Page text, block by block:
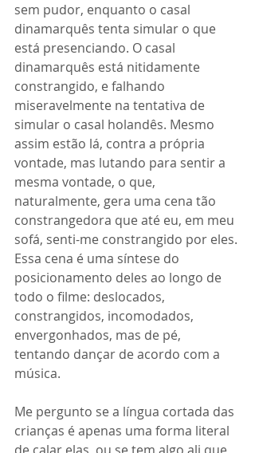
sem pudor, enquanto o casal
dinamarquês tenta simular o que
está presenciando. O casal
dinamarquês está nitidamente
constrangido, e falhando
miseravelmente na tentativa de
simular o casal holandês. Mesmo
assim estão lá, contra a própria
vontade, mas lutando para sentir a
mesma vontade, o que,
naturalmente, gera uma cena tão
constrangedora que até eu, em meu
sofá, senti-me constrangido por eles.
Essa cena é uma síntese do
posicionamento deles ao longo de
todo o filme: deslocados,
constrangidos, incomodados,
envergonhados, mas de pé,
tentando dançar de acordo com a
música.
Me pergunto se a língua cortada das
crianças é apenas uma forma literal